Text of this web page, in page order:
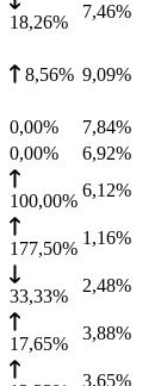
18,26%
7,46%
8,56% 9,09%
0,00% 7,84%
0,00% 6,92%
100,00%
6,12%
177,50%
1,16%
33,33%
2,48%
17,65%
3,88%
3,65%